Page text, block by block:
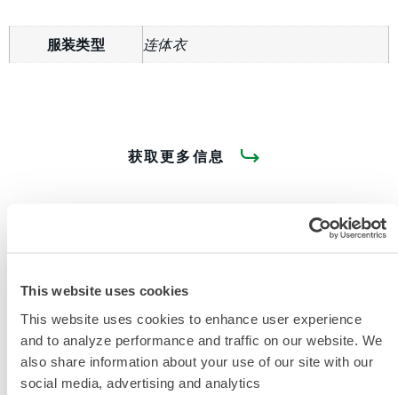
This website uses cookies
This website uses cookies to enhance user experience
and to analyze performance and traffic on our website. We
also share information about your use of our site with our
social media, advertising and analytics
服装类型 连体衣
获取更多信息
产品资料